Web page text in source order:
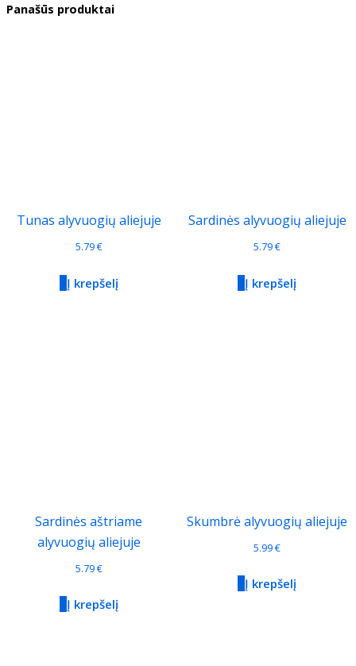
Panašūs produktai
Tunas alyvuogių aliejuje
5.79€
Į krepšelį
Sardinės alyvuogių aliejuje
5.79€
Į krepšelį
Sardinės aštriame
alyvuogių aliejuje
5.79€
Į krepšelį
Skumbrė alyvuogių aliejuje
5.99€
Į krepšelį